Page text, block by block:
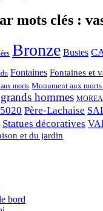
mots clés :
Bronze Bustes
Fontaines Fontaines et
morts Monument aux
hommes
Père-Lachaise
Statues décoratives
et du jardin
bord